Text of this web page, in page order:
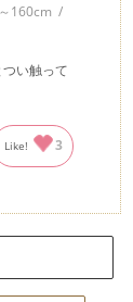
160cm
い触って
Like! 3